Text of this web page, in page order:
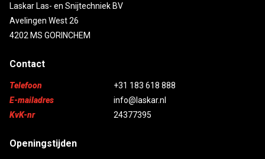
Laskar Las- en Snijtechniek BV
Avelingen West 26
4202 MS GORINCHEM
Contact
Telefoon
+31 183 618 888
E-mailadres
info@laskar.nl
KvK-nr
24377395
Openingstijden